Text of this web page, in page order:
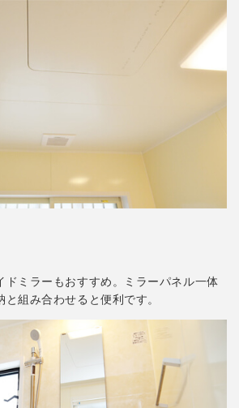
ドミラーもおすすめ。ミラーパネル一体
組み合わせると便利です。